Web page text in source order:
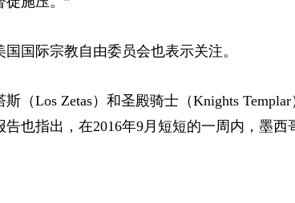
国际宗教自由委员会也表示关注。
（Los Zetas）和圣殿骑士（Knights
也指出，在2016年9月短短的一周内，墨西